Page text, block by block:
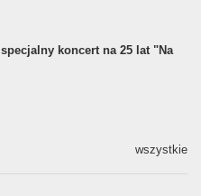
koncert na 25 lat "Na
wszystkie